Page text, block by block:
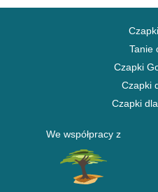
Tanie
Czapki
Czapki
Czapki
We współpracy z